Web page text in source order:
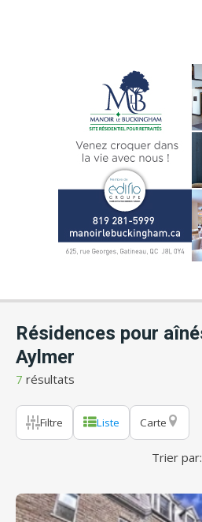
Résidences pour
Aylmer
7 résultats
Filtre Liste Carte
Trier par: